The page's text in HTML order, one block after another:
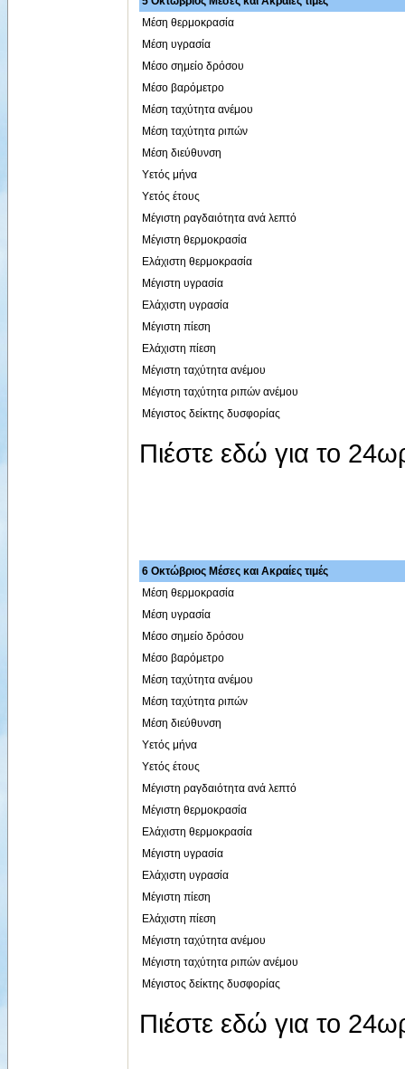
Μέση θερμοκρασία
Μέση υγρασία
Μέσο σημείο δρόσου
Μέσο βαρόμετρο
Μέση ταχύτητα ανέμου
Μέση ταχύτητα ριπών
Μέση διεύθυνση
Υετός μήνα
Υετός έτους
Μέγιστη ραγδαιότητα ανά λεπτό
Μέγιστη θερμοκρασία
Ελάχιστη θερμοκρασία
Μέγιστη υγρασία
Ελάχιστη υγρασία
Μέγιστη πίεση
Ελάχιστη πίεση
Μέγιστη ταχύτητα ανέμου
Μέγιστη ταχύτητα ριπών ανέμου
Μέγιστος δείκτης δυσφορίας
Πιέστε εδώ για το
6 Οκτώβριος Μέσες και Ακραίες τιμές
Μέση θερμοκρασία
Μέση υγρασία
Μέσο σημείο δρόσου
Μέσο βαρόμετρο
Μέση ταχύτητα ανέμου
Μέση ταχύτητα ριπών
Μέση διεύθυνση
Υετός μήνα
Υετός έτους
Μέγιστη ραγδαιότητα ανά λεπτό
Μέγιστη θερμοκρασία
Ελάχιστη θερμοκρασία
Μέγιστη υγρασία
Ελάχιστη υγρασία
Μέγιστη πίεση
Ελάχιστη πίεση
Μέγιστη ταχύτητα ανέμου
Μέγιστη ταχύτητα ριπών ανέμου
Μέγιστος δείκτης δυσφορίας
Πιέστε εδώ για το